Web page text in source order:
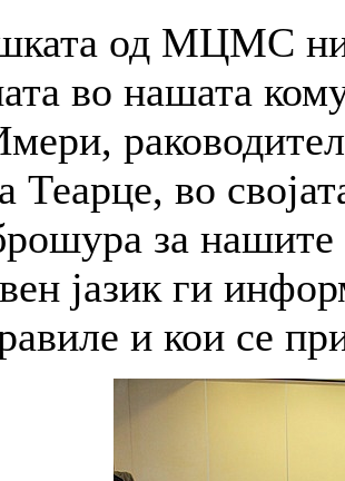
од МЦМС ни
во нашата
Теарце, во
за
јазик ги
и кои се